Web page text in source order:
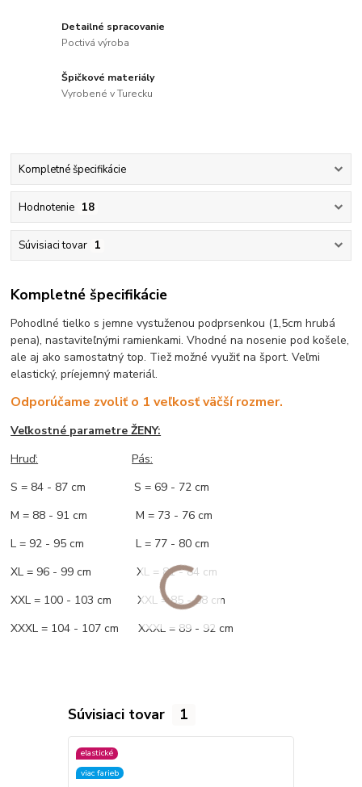
Detailné spracovanie
Poctivá výroba
Špičkové materiály
Vyrobené v Turecku
Kompletné špecifikácie
Hodnotenie 18
Súvisiaci tovar 1
Kompletné špecifikácie
Pohodlné tielko s jemne vystuženou podprsenkou (1,5cm hrubá
pena), nastaviteľnými ramienkami. Vhodné na nosenie pod košele,
ale aj ako samostatný top. Tiež možné využiť na šport. Veľmi
elastický, príejemný materiál.
Odporúčame zvoliť o 1 veľkosť väčší rozmer.
Veľkostné parametre ŽENY:
Hruď:
Pás:
S = 84 - 87 cm S = 69 - 72 cm
M = 88 - 91 cm M = 73 - 76 cm
L = 92 - 95 cm L = 77 - 80 cm
XL = 96 - 99 cm XL = 81 - 84 cm
XXL = 100 - 103 cm XXL = 85 - 88 cm
XXXL = 104 - 107 cm XXXL = 89 - 92 cm
Súvisiaci tovar 1
elastické
viac farieb